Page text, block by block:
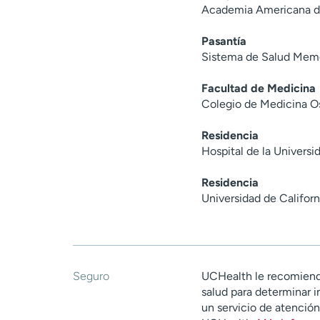
Academia Americana
Pasantía
Sistema de Salud
Facultad de Medicina
Colegio de Medicina
Residencia
Hospital de la
Residencia
Universidad de
Seguro
UCHealth le
salud para determinar
un servicio de